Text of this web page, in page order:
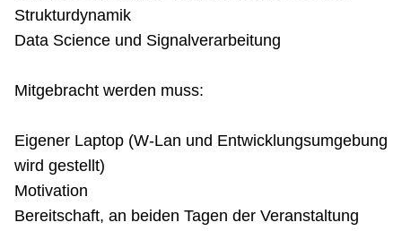
Strukturdynamik
Data Science und Signalverarbeitung
Mitgebracht werden muss:
Eigener Laptop (W-Lan und Entwicklungsumgebung
wird gestellt)
Motivation
Bereitschaft, an beiden Tagen der Veranstaltung